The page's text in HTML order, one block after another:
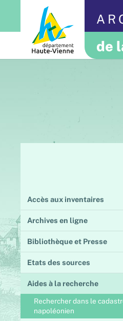
de
Accès aux inventaires
Archives en ligne
Bibliothèque et Presse
Etats des sources
Aides à la recherche
Rechercher dans le
napoléonien